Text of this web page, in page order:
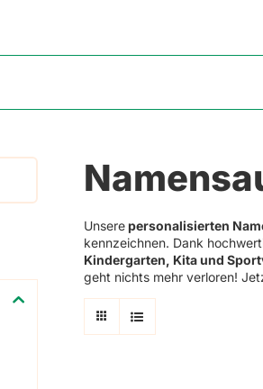
Bügeletiketten
Schuhaufkleber
Fahrradreflektoren
Unserepersonalisierten
kennzeichnen. Dank
Kindergarten, Kita und
geht nichts mehr verloren!